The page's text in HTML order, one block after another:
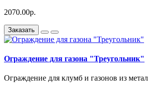
2070.00р.
Заказать
Ограждение для газона "Треугольник"
Ограждение для клумб и газонов из